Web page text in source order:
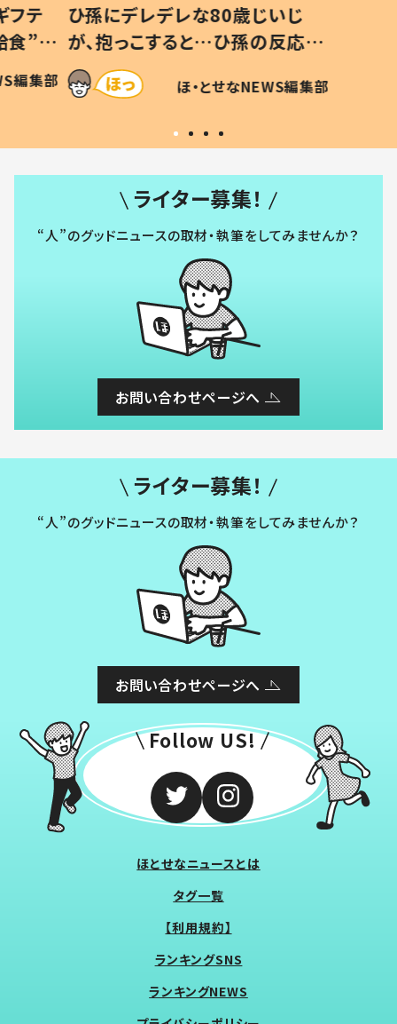
フテ
食”を
親
編集部
ひ孫にデレデレな80歳じいじ
が、抱っこすると…ひ孫の反応に
「涙が出ました」「可愛くて仕方な
い」
ほ・とせなNEWS編集部
ライター募集！
“人”のグッドニュースの取材・執筆をしてみませんか？
お問い合わせページへ
ライター募集！
“人”のグッドニュースの取材・執筆をしてみませんか？
お問い合わせページへ
Follow US!
ほとせなニュースとは
タグ一覧
【利用規約】
ランキングSNS
ランキングNEWS